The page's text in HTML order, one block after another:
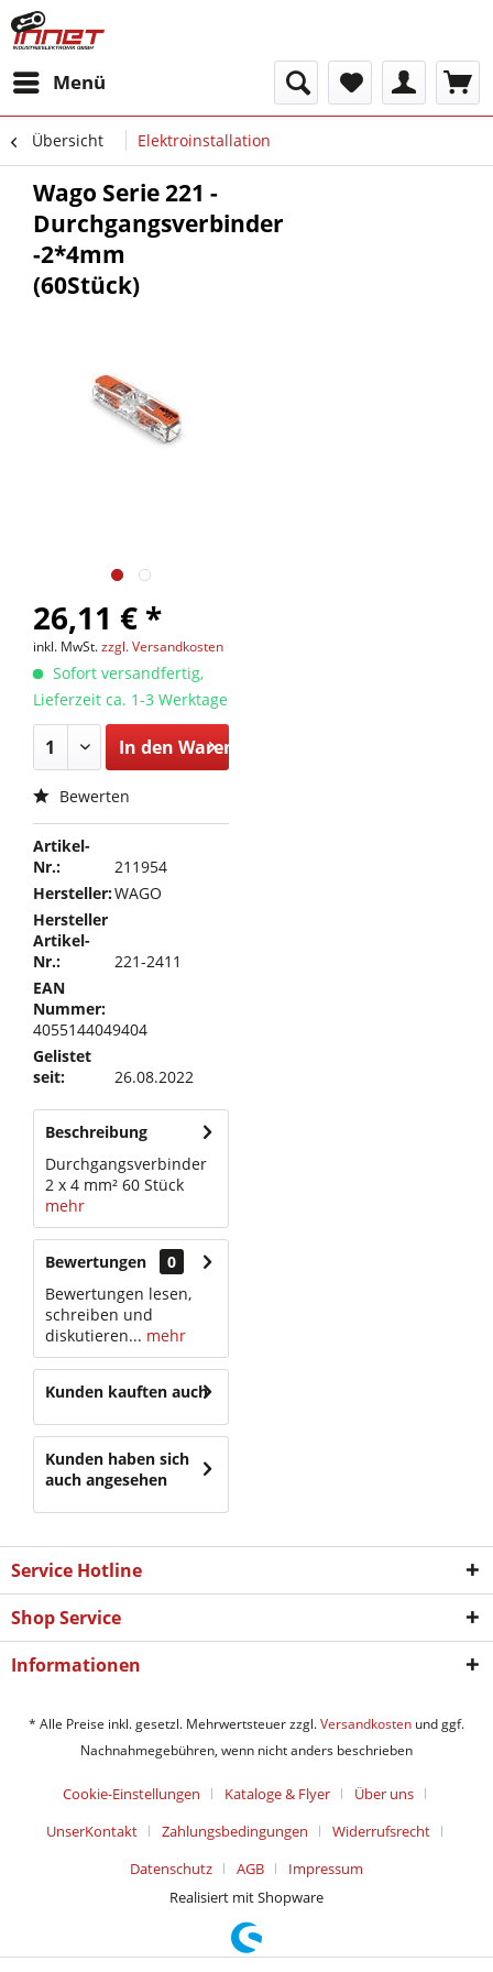
Menü
Übersicht Elektroinstallation
Wago Serie 221 -
Durchgangsverbinder
-2*4mm
(60Stück)
26,11 € *
inkl. MwSt.zzgl. Versandkosten
Sofort versandfertig,
Lieferzeit ca. 1-3 Werktage
In den Warenkorb
Bewerten
Artikel-
Nr.:
211954
Hersteller:WAGO
Hersteller
Artikel-
Nr.:
221-2411
EAN
Nummer:
4055144049404
Gelistet
seit:
26.08.2022
Beschreibung
Durchgangsverbinder
2 x 4 mm² 60 Stück
mehr
Bewertungen
0
Bewertungen lesen,
schreiben und
diskutieren... mehr
Kunden kauften auch
Kunden haben sich
auch angesehen
Service Hotline
Shop Service
Informationen
* Alle Preise inkl. gesetzl. Mehrwertsteuer zzgl.Versandkosten und ggf.
Nachnahmegebühren, wenn nicht anders beschrieben
Cookie-Einstellungen Kataloge & Flyer
Über uns
UnserKontakt
Zahlungsbedingungen
Widerrufsrecht
Datenschutz
AGB
Impressum
Realisiert mit Shopware